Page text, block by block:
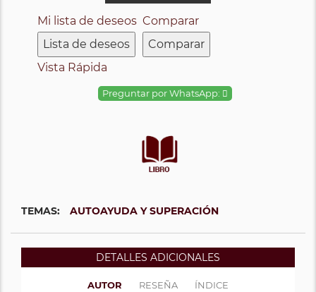
Mi lista de deseos
Lista de deseos
Comparar
Comparar
Vista Rápida
Preguntar por WhatsApp:
TEMAS: AUTOAYUDA Y SUPERACIÓN
DETALLES ADICIONALES
AUTOR RESEÑA ÍNDICE